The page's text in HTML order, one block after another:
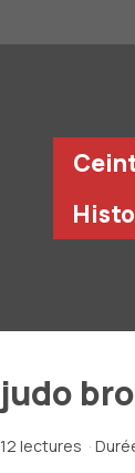
12 lectures ·